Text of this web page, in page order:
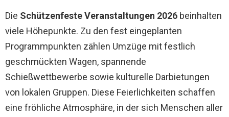
Die Schützenfeste Veranstaltungen 2026 beinhalten
viele Höhepunkte. Zu den fest eingeplanten
Programmpunkten zählen Umzüge mit festlich
geschmückten Wagen, spannende
Schießwettbewerbe sowie kulturelle Darbietungen
von lokalen Gruppen. Diese Feierlichkeiten schaffen
eine fröhliche Atmosphäre, in der sich Menschen aller